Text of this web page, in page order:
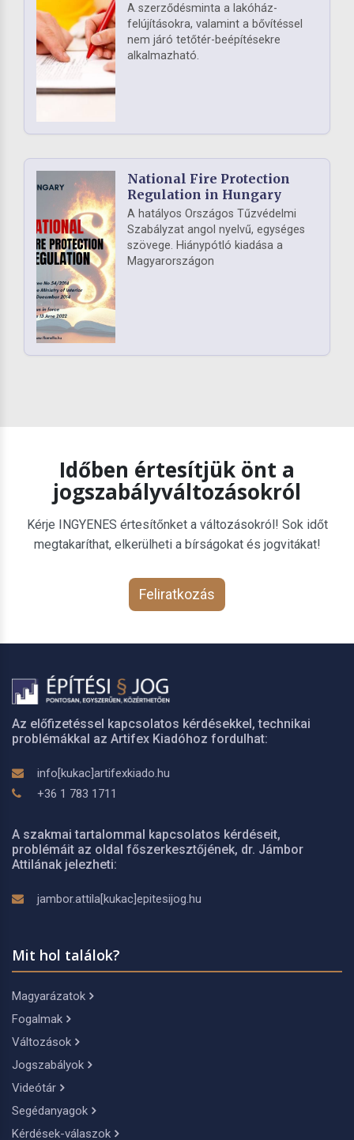
A szerződésminta a lakóház-
felújításokra, valamint a bővítéssel
nem járó tetőtér-beépítésekre
alkalmazható.
National Fire Protection
Regulation in Hungary
A hatályos Országos Tűzvédelmi
Szabályzat angol nyelvű, egységes
szövege. Hiánypótló kiadása a
Magyarországon
Időben értesítjük önt a
jogszabályváltozásokról
Kérje INGYENES értesítőnket a változásokról! Sok időt
megtakaríthat, elkerülheti a bírságokat és jogvitákat!
Feliratkozás
Az előfizetéssel kapcsolatos kérdésekkel, technikai
problémákkal az Artifex Kiadóhoz fordulhat:
info[kukac]artifexkiado.hu
+36 1 783 1711
A szakmai tartalommal kapcsolatos kérdéseit,
problémáit az oldal főszerkesztőjének, dr. Jámbor
Attilának jelezheti:
jambor.attila[kukac]epitesijog.hu
Mit hol találok?
Magyarázatok
Fogalmak
Változások
Jogszabályok
Videótár
Segédanyagok
Kérdések-válaszok